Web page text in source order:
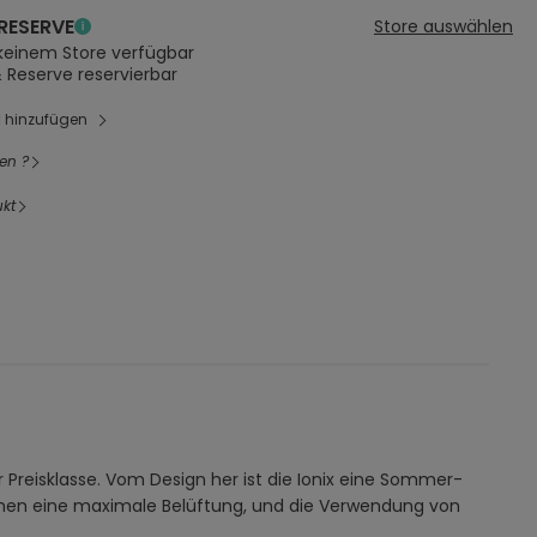
Store verfügbar
Reserve reservierbar
Store auswählen
hinzufügen
?
Vom Design her ist die Ionix eine Sommer-
eine maximale Belüftung, und die Verwendung von